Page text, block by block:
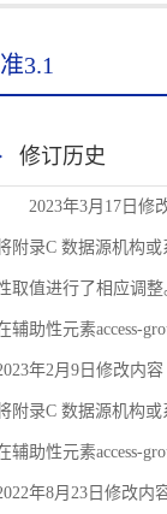
3.1
修订历史
2023年3月17日修
附录C 数据源机构或
取值进行了相应调整
辅助性元素access-
年2月9日修改内容
附录C 数据源机构或
辅助性元素access-
年8月23日修改内